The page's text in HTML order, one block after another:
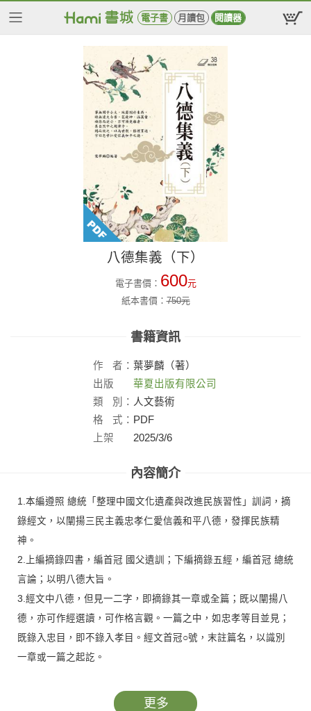
電子書 月讀包 閱讀器
八德集義（下）
電子書價： 600元
紙本書價：750元
書籍資訊
作 者： 葉夢麟（著）
出版
社：
華夏出版有限公司
類
別： 人文藝術
格
式： PDF
上架
2025/3/6
內容簡介
1.本編遵照 總統「整理中國文化遺產與改進民族習性」訓詞，摘
錄經文，以闡揚三民主義忠孝仁愛信義和平八德，發揮民族精
神。
2.上編摘錄四書，編首冠 國父遺訓；下編摘錄五經，編首冠 總統
言論；以明八德大旨。
3.經文中八德，但見一二字，即摘錄其一章或全篇；既以闡揚八
德，亦可作經選讀，可作格言觀。一篇之中，如忠孝等目並見；
既錄入忠目，即不錄入孝目。經文首冠○號，末註篇名，以識別
一章或一篇之起訖。
更多